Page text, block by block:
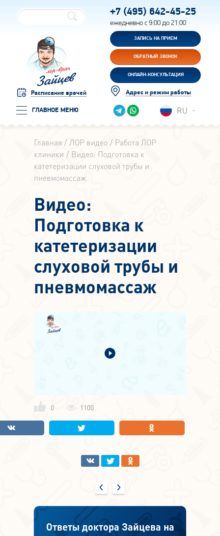
Расписание врачей
ГЛАВНОЕ МЕНЮ
+7 (495) 642-45-25
ежедневно с 9:00 до 21:00
ЗАПИСЬ НА ПРИЕМ
ОБРАТНЫЙ ЗВОНОК
ОНЛАЙН-КОНСУЛЬТАЦИЯ
Адрес и режим работы
RU
Главная ЛОР видео
Работа ЛОР
клиники
Видео: Подготовка к
катетеризации слуховой трубы и
пневмомассаж
Видео:
Подготовка к
катетеризации
слуховой трубы и
пневмомассаж
0 1100
Ответы доктора Зайцева на